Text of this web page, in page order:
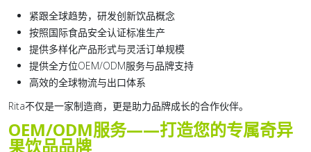
紧跟全球趋势，研发创新饮品概念
按照国际食品安全认证标准生产
提供多样化产品形式与灵活订单规模
提供全方位OEM/ODM服务与品牌支持
高效的全球物流与出口体系
Rita不仅是一家制造商，更是助力品牌成长的合作伙伴。
OEM/ODM服务——打造您的专属奇异
果饮品品牌